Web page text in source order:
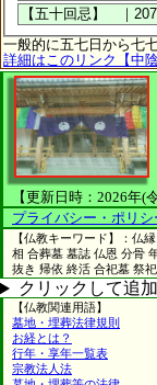
一般的に五七日から七
詳細はこのリンク【中
【更新日時：2026年(
プライバシー・ポリシ
【仏教キーワード】：仏
相 合葬墓 墓誌 仏恩 分骨
抜き 帰依 終活 合祀墓 祭
クリックして追
【仏教関連用語】
墓地・埋葬法律規則
お経とは？
行年・享年一覧表
宗教法人法